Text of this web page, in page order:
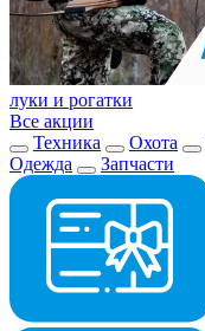
луки и рогатки
Все акции
Техника
Охота
Одежда
Запчасти